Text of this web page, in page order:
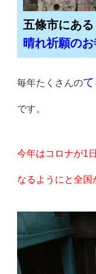
五條市にある
晴れ祈願の
毎年たくさんの
です。
今年はコロナが1
なるようにと全国